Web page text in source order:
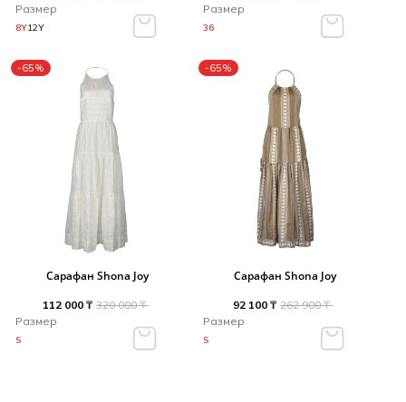
Размер
8Y12Y
Размер
36
-65%
Сарафан Shona Joy
112 000 ₸ 320 000 ₸
Размер
S
-65%
Сарафан Shona Joy
92 100 ₸ 262 900 ₸
Размер
S